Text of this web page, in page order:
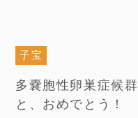
子宝
多嚢胞性卵巣症候群
と、おめでとう！